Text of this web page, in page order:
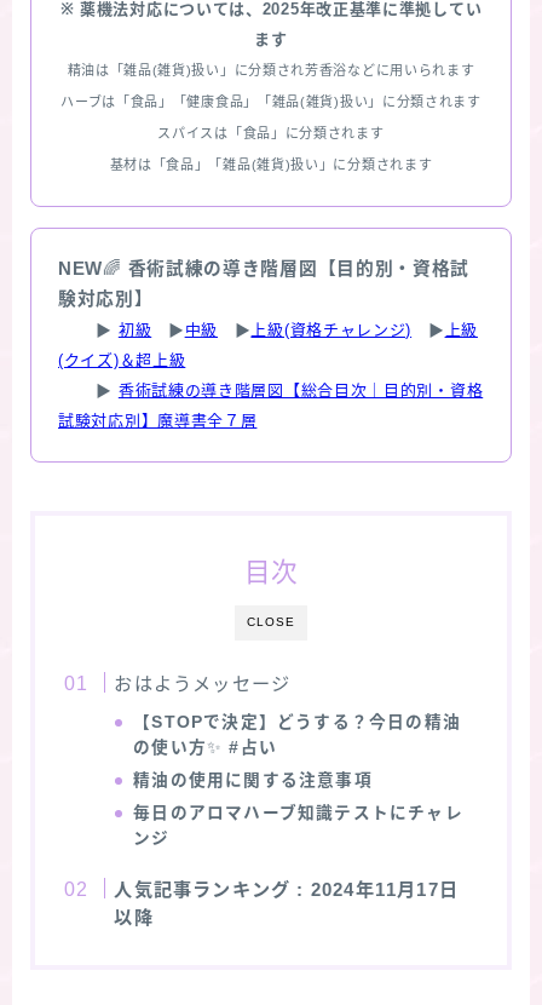
※ 薬機法対応については、2025年改正基準に準拠してい
ます
精油は「雑品(雑貨)扱い」に分類され芳香浴などに用いられます
ハーブは「食品」「健康食品」「雑品(雑貨)扱い」に分類されます
スパイスは「食品」に分類されます
基材は「食品」「雑品(雑貨)扱い」に分類されます
NEW🌈 香術試練の導き階層図【目的別・資格試
験対応別】
▶ 初級 ▶ 中級 ▶ 上級(資格チャレンジ) ▶ 上級
(クイズ)＆超上級
▶ 香術試練の導き階層図【総合目次｜目的別・資格
試験対応別】魔導書全７層
CLOSE
目次
おはようメッセージ
【STOPで決定】どうする？今日の精油
の使い方✨ #占い
精油の使用に関する注意事項
毎日のアロマハーブ知識テストにチャレ
ンジ
人気記事ランキング : 2024年11月17日
以降